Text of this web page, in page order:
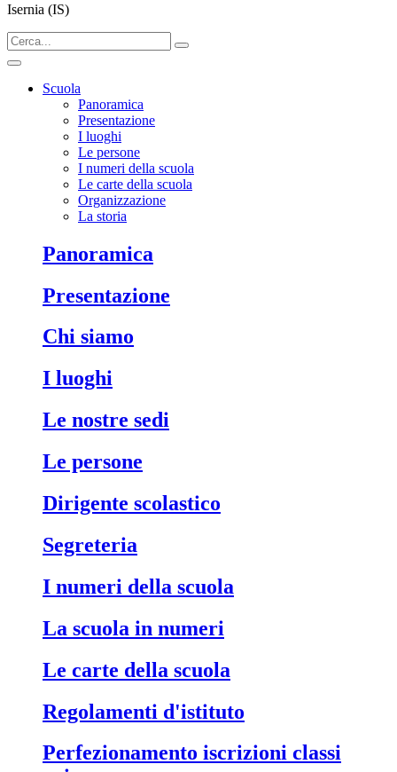
Isernia (IS)
Scuola
Panoramica
Presentazione
I luoghi
Le persone
I numeri della scuola
Le carte della scuola
Organizzazione
La storia
panoramica
presentazione
chi siamo
i luoghi
le nostre sedi
le persone
dirigente scolastico
segreteria
i numeri della scuola
la scuola in numeri
le carte della scuola
regolamenti d'istituto
perfezionamento iscrizioni classi